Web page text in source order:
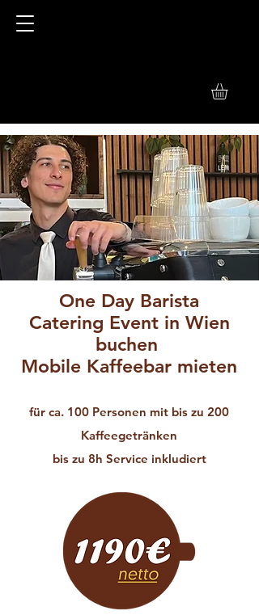
One Day Barista
Catering Event in Wien
buchen
Mobile Kaffeebar mieten
für ca. 100 Personen mit bis zu 200
Kaffeegetränken
bis zu 8h Service inkludiert